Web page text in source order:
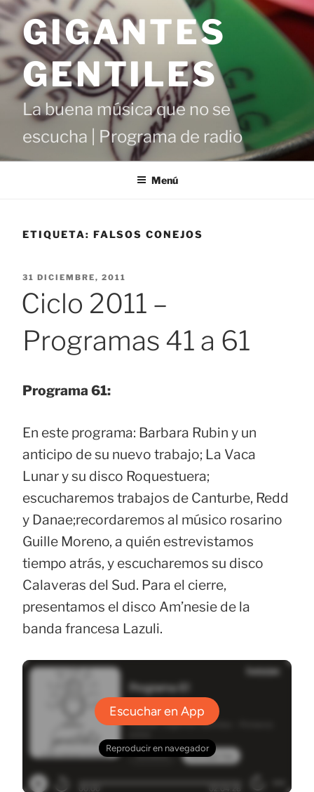
Saltar
contenido
GIGANTES
GENTILES
La buena música que no se
escucha | Programa de radio
Menú
ETIQUETA: FALSOS CONEJOS
PUBLICADO
31 DICIEMBRE, 2011
Ciclo 2011 –
Programas 41 a 61
Programa 61:
En este programa: Barbara Rubin y un
anticipo de su nuevo trabajo; La Vaca
Lunar y su disco Roquestuera;
escucharemos trabajos de Canturbe, Redd
y Danae;recordaremos al músico rosarino
Guille Moreno, a quién estrevistamos
tiempo atrás, y escucharemos su disco
Calaveras del Sud. Para el cierre,
presentamos el disco Am’nesie de la
banda francesa Lazuli.